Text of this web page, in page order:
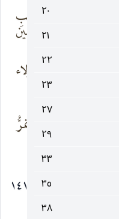
٢٠
٢١
٢٢
٢٣
٢٧
٢٩
٣٣
٣٥
٣٨
حصنٌ لركبِ
الحائرين حصين
بقلوبِ أبناء الولاء
وبذكره مهما تمرُّ
* محرم ١٤١٣